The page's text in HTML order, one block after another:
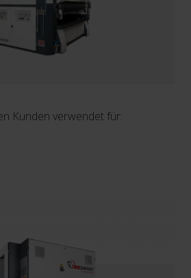
Kunden verwendet für: